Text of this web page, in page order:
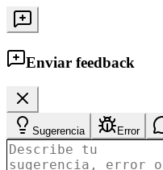
Enviar feedback
Sugerencia Error